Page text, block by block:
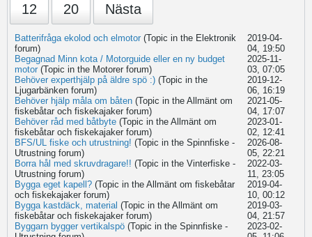
12 20 Nästa
Batterifråga ekolod och elmotor (Topic in the Elektronik
forum)
2019-04-
04, 19:50
Begagnad Minn kota / Motorguide eller en ny budget
motor (Topic in the Motorerforum)
2025-11-
03, 07:05
Behöver experthjälp på äldre spö :) (Topic in the
Ljugarbänkenforum)
2019-12-
06, 16:19
Behöver hjälp måla om båten (Topic in the Allmänt om
fiskebåtar och fiskekajakerforum)
2021-05-
04, 17:07
Behöver råd med båtbyte (Topic in the Allmänt om
fiskebåtar och fiskekajakerforum)
2023-01-
02, 12:41
BFS/UL fiske och utrustning! (Topic in the Spinnfiske -
Utrustningforum)
2026-08-
05, 22:21
Borra hål med skruvdragare!! (Topic in the Vinterfiske -
Utrustningforum)
2022-03-
11, 23:05
Bygga eget kapell? (Topic in the Allmänt om fiskebåtar
och fiskekajakerforum)
2019-04-
10, 00:12
Bygga kastdäck, material (Topic in the Allmänt om
fiskebåtar och fiskekajakerforum)
2019-03-
04, 21:57
Byggarn bygger vertikalspö (Topic in the Spinnfiske -
2023-02-